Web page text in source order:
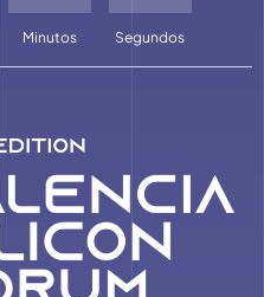
Minutos Segundos